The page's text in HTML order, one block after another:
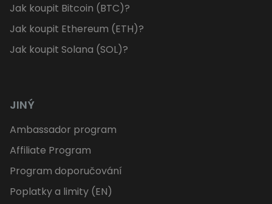
Jak koupit Bitcoin (BTC)?
Jak koupit Ethereum (ETH)?
Jak koupit Solana (SOL)?
JINÝ
Ambassador program
Affiliate Program
Program doporučování
Poplatky a limity (EN)